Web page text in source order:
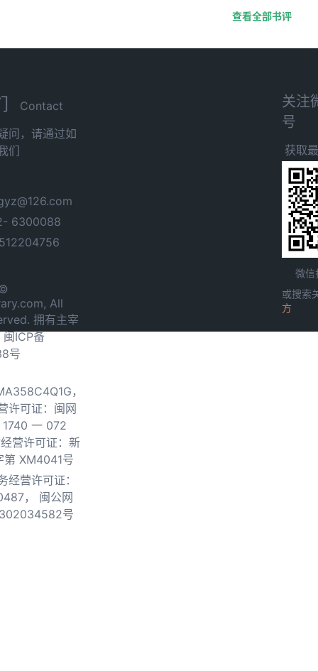
查看全部书评
Contact
问，请通过如
们
6300088
All
拥有主宰
闽ICP备
号
，
许可证：闽网
一 072
营许可证：新
第 XM4041号
经营许可证：
，
闽公网
号
关注
号
获取
微信
或搜索
方